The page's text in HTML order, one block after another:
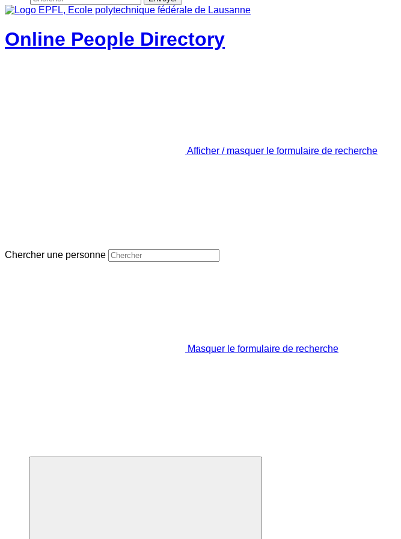
Online People Directory
Afficher / masquer le formulaire de recherche
Chercher une personne
Masquer le formulaire de recherche